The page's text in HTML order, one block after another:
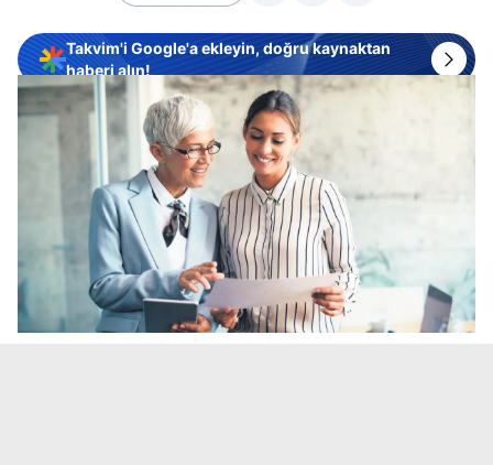
Takvim'i Google'a ekleyin, doğru kaynaktan
haberi alın!